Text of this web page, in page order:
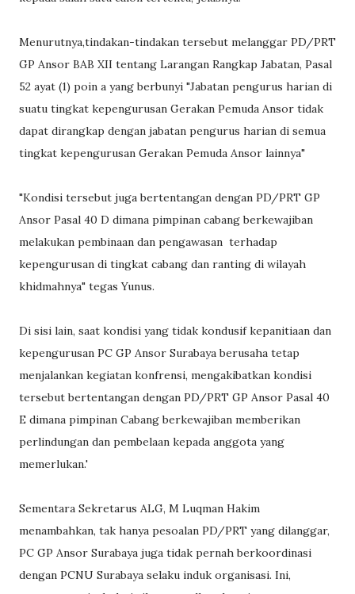
Menurutnya,tindakan-tindakan tersebut melanggar PD/PRT
GP Ansor BAB XII tentang Larangan Rangkap Jabatan, Pasal
52 ayat (1) poin a yang berbunyi "Jabatan pengurus harian di
suatu tingkat kepengurusan Gerakan Pemuda Ansor tidak
dapat dirangkap dengan jabatan pengurus harian di semua
tingkat kepengurusan Gerakan Pemuda Ansor lainnya"
"Kondisi tersebut juga bertentangan dengan PD/PRT GP
Ansor Pasal 40 D dimana pimpinan cabang berkewajiban
melakukan pembinaan dan pengawasan terhadap
kepengurusan di tingkat cabang dan ranting di wilayah
khidmahnya" tegas Yunus.
Di sisi lain, saat kondisi yang tidak kondusif kepanitiaan dan
kepengurusan PC GP Ansor Surabaya berusaha tetap
menjalankan kegiatan konfrensi, mengakibatkan kondisi
tersebut bertentangan dengan PD/PRT GP Ansor Pasal 40
E dimana pimpinan Cabang berkewajiban memberikan
perlindungan dan pembelaan kepada anggota yang
memerlukan.'
Sementara Sekretarus ALG, M Luqman Hakim
menambahkan, tak hanya pesoalan PD/PRT yang dilanggar,
PC GP Ansor Surabaya juga tidak pernah berkoordinasi
dengan PCNU Surabaya selaku induk organisasi. Ini,